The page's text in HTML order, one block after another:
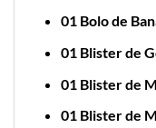
01 Bolo de
01 Blister de
01 Blister de
01 Blister de